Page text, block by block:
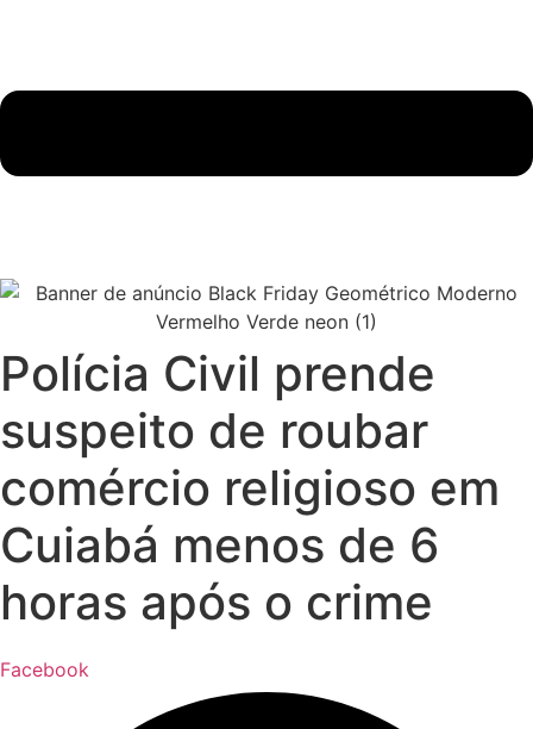
Polícia Civil prende
suspeito de roubar
comércio religioso em
Cuiabá menos de 6
horas após o crime
Facebook